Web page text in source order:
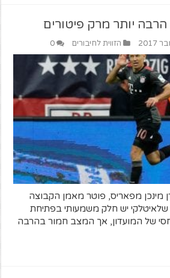
יותר מרק פיטורים
הזווית לחיבורים 0
מינכן מפאריס, פוטר מאמן הקבוצה
שלאיטלקי יש חלק משמעותי בפתיחת
של המועדון, אך המצב חמור בהרבה